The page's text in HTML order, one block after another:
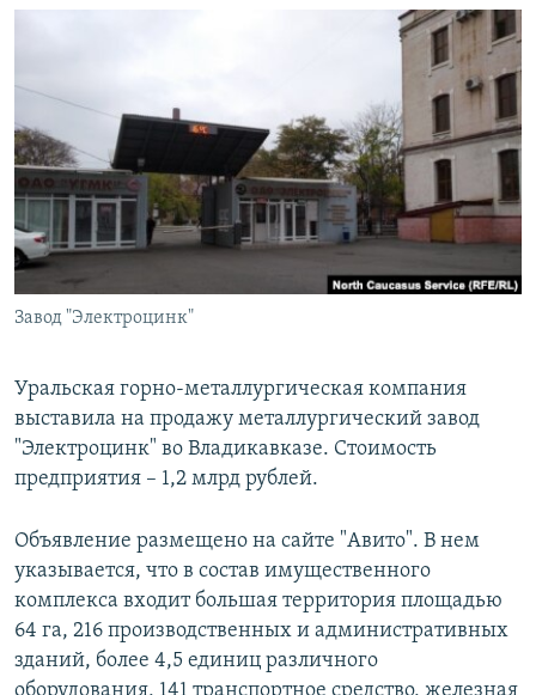
РАСПИСАНИЕ ВЕЩАНИЯ
ПОДПИШИТЕСЬ НА РАССЫЛКУ
СОЦИАЛЬНЫЕ СЕТИ
Все сайты РСЕ/РС
Завод "Электроцинк"
Уральская горно-металлургическая компания
выставила на продажу металлургический завод
"Электроцинк" во Владикавказе. Стоимость
предприятия – 1,2 млрд рублей.
Объявление размещено на сайте "Авито". В нем
указывается, что в состав имущественного
комплекса входит большая территория площадью
64 га, 216 производственных и административных
зданий, более 4,5 единиц различного